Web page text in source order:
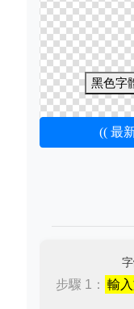
黑色字
(( 最
步驟 1： 輸